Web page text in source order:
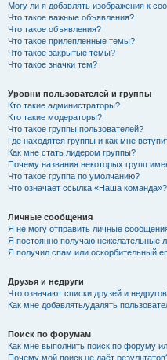
Могу ли я добавлять изображения к
Что такое важные объявления?
Что такое объявления?
Что такое прилепленные темы?
Что такое закрытые темы?
Что такое значки тем?
Уровни пользователей и группы
Кто такие администраторы?
Кто такие модераторы?
Что такое группы пользователей?
Где находятся группы и как мне
Как мне стать лидером группы?
Почему названия некоторых групп
Что такое группа по умолчанию?
Что означает ссылка «Наша команда»?
Личные сообщения
Я не могу отправить личные
Я постоянно получаю нежелательные
Я получил спам или оскорбительный
Друзья и недруги
Что означают списки друзей и
Как мне добавлять/удалять
Поиск по форумам
Как мне выполнить поиск по форуму
Почему мой поиск не даёт